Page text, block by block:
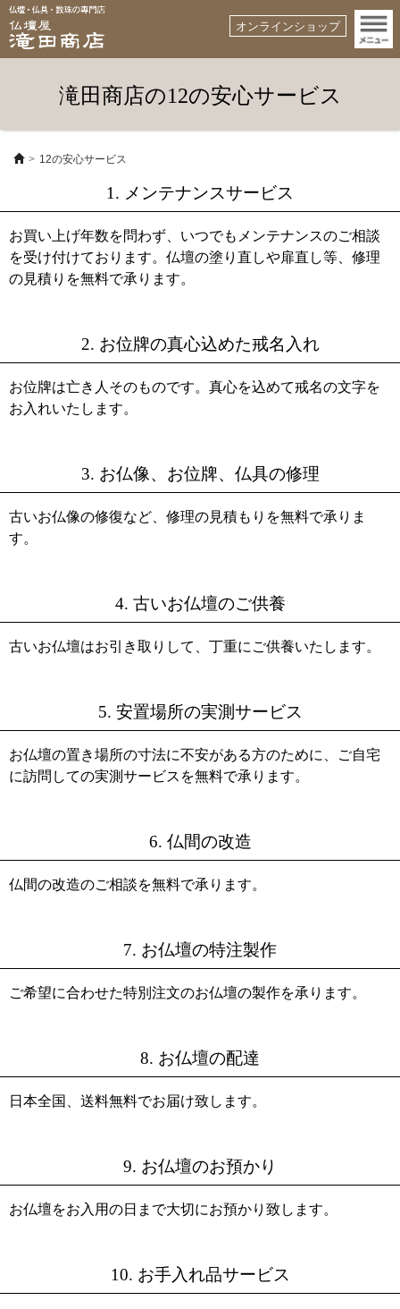
オンラインショップ
滝田商店の12の安心サービス
12の安心サービス
1. メンテナンスサービス
お買い上げ年数を問わず、いつでもメンテナンスのご相談
を受け付けております。仏壇の塗り直しや扉直し等、修理
の見積りを無料で承ります。
2. お位牌の真心込めた戒名入れ
お位牌は亡き人そのものです。真心を込めて戒名の文字を
お入れいたします。
3. お仏像、お位牌、仏具の修理
古いお仏像の修復など、修理の見積もりを無料で承りま
す。
4. 古いお仏壇のご供養
古いお仏壇はお引き取りして、丁重にご供養いたします。
5. 安置場所の実測サービス
お仏壇の置き場所の寸法に不安がある方のために、ご自宅
に訪問しての実測サービスを無料で承ります。
6. 仏間の改造
仏間の改造のご相談を無料で承ります。
7. お仏壇の特注製作
ご希望に合わせた特別注文のお仏壇の製作を承ります。
8. お仏壇の配達
日本全国、送料無料でお届け致します。
9. お仏壇のお預かり
お仏壇をお入用の日まで大切にお預かり致します。
10. お手入れ品サービス